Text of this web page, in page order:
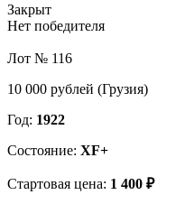
Закрыт
Нет победителя
Лот № 116
10 000 рублей (Грузия)
Год: 1922
Состояние: XF+
Стартовая цена: 1 400 ₽